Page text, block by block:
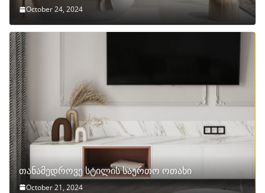
October 24, 2024
თანამედროვე სტილის საერთო ოთახი
October 21, 2024